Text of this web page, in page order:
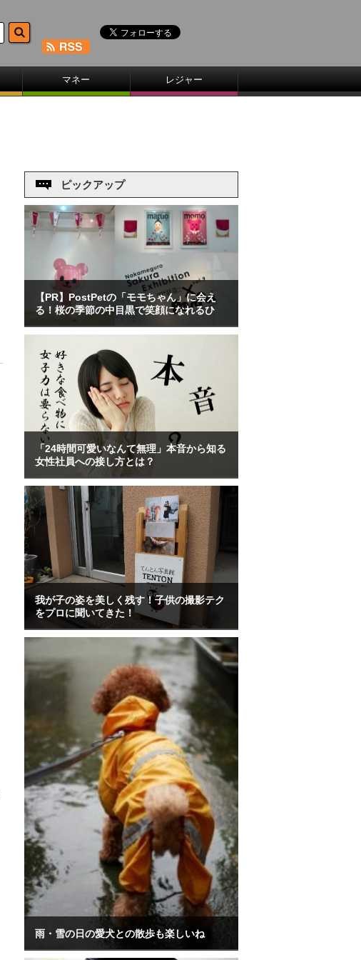
マネー レジャー
ピックアップ
【PR】PostPetの「モモちゃん」に会え
る！桜の季節の中目黒で笑顔になれるひ
「24時間可愛いなんて無理」本音から知る
女性社員への接し方とは？
我が子の姿を美しく残す！子供の撮影テク
をプロに聞いてきた！
雨・雪の日の愛犬との散歩も楽しいね